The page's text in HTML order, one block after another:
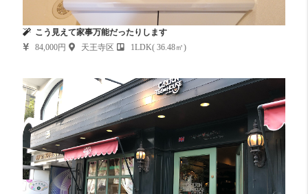
こう見えて家事万能だったりします
84,000円
天王寺区 1LDK( 36.48㎡)